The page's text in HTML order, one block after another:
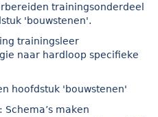
trainingsonderdeel
'bouwstenen'.
trainingsleer
naar hardloop specifieke
hoofdstuk 'bouwstenen'
: Schema’s maken